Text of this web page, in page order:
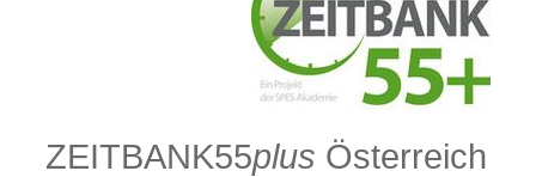
ZEITBANK55plus Österreich